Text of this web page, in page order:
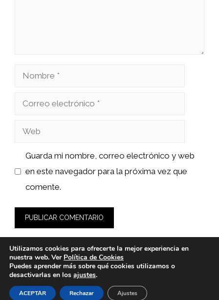
Nombre
Correo
Web
Guarda mi nombre, correo electrónico y web
en este navegador para la próxima vez que
comente.
© 2026 wasabidelnorte.es -
Legal-Política de cookies
Utilizamos cookies para ofrecerte la mejor experiencia en
nuestra web. Ver Política de Cookies
Puedes aprender más sobre qué cookies utilizamos o
desactivarlas en los ajustes.
ACEPTAR Rechazar Ajustes